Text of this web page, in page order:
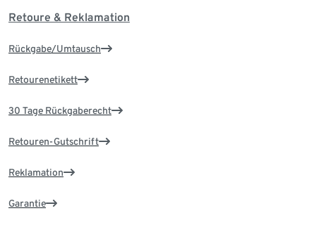
Retoure & Reklamation
Rückgabe/Umtausch
Retourenetikett
30 Tage Rückgaberecht
Retouren-Gutschrift
Reklamation
Garantie